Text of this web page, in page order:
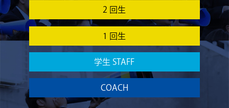
2 回生
1 回生
学生 STAFF
COACH